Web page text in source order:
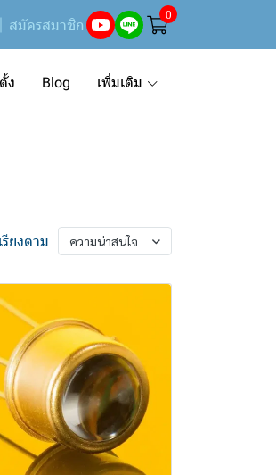
สมัครสมาชิก
0
ง Blog เพิ่มเติม
เรียงตาม ความน่าสนใจ